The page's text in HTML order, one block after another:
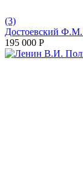
(3)
Достоевский Ф.М.
195 000 Р